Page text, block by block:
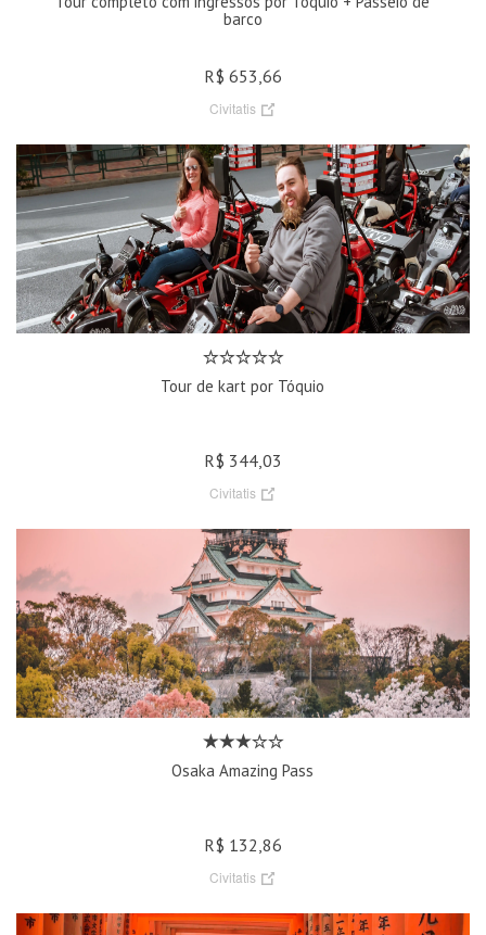
barco
R$ 653,66
Civitatis
Tour de kart por Tóquio
R$ 344,03
Civitatis
Osaka Amazing Pass
R$ 132,86
Civitatis